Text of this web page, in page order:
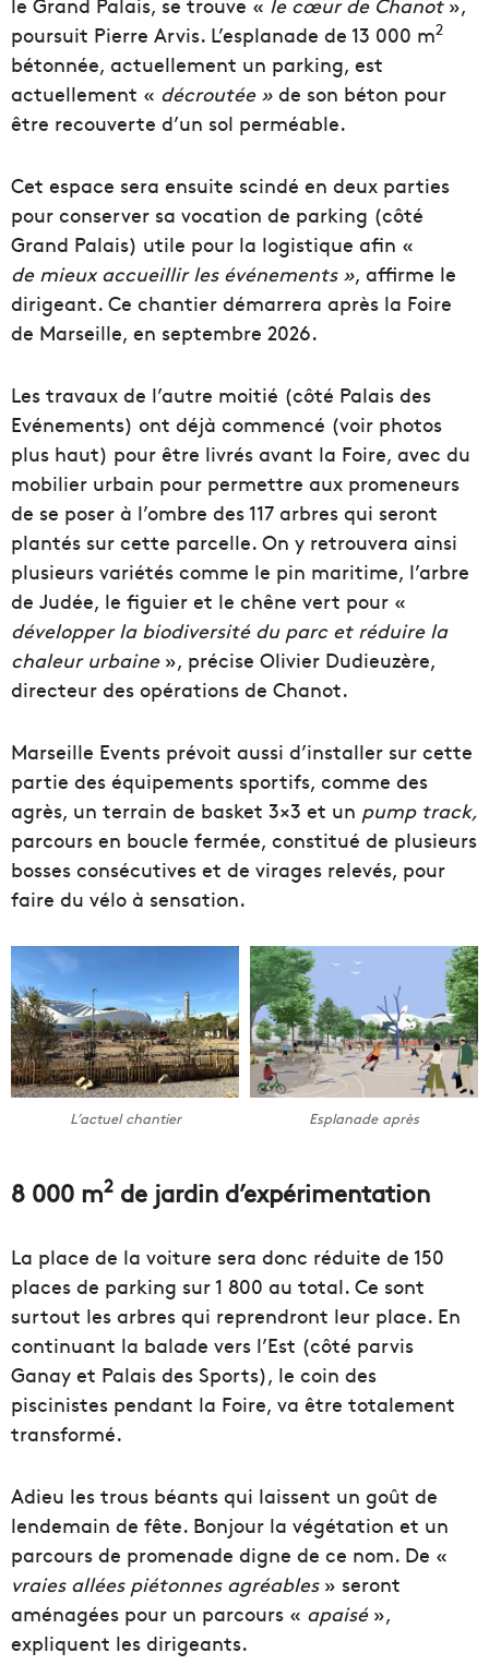
poursuit Pierre Arvis. L’esplanade de 13 000 m2
bétonnée, actuellement un parking, est
actuellement « décroutée » de son béton pour
être recouverte d’un sol perméable.
Cet espace sera ensuite scindé en deux parties
pour conserver sa vocation de parking (côté
Grand Palais) utile pour la logistique afin «
de mieux accueillir les événements », affirme le
dirigeant. Ce chantier démarrera après la Foire
de Marseille, en septembre 2026.
Les travaux de l’autre moitié (côté Palais des
Evénements) ont déjà commencé (voir photos
plus haut) pour être livrés avant la Foire, avec du
mobilier urbain pour permettre aux promeneurs
de se poser à l’ombre des 117 arbres qui seront
plantés sur cette parcelle. On y retrouvera ainsi
plusieurs variétés comme le pin maritime, l’arbre
de Judée, le figuier et le chêne vert pour «
développer la biodiversité du parc et réduire la
chaleur urbaine», précise Olivier Dudieuzère,
directeur des opérations de Chanot.
Marseille Events prévoit aussi d’installer sur cette
partie des équipements sportifs, comme des
agrès, un terrain de basket 3×3 et un pump track,
parcours en boucle fermée, constitué de plusieurs
bosses consécutives et de virages relevés, pour
faire du vélo à sensation.
L’actuel chantier Esplanade après
8 000 m2 de jardin d’expérimentation
La place de la voiture sera donc réduite de 150
places de parking sur 1 800 au total. Ce sont
surtout les arbres qui reprendront leur place. En
continuant la balade vers l’Est (côté parvis
Ganay et Palais des Sports), le coin des
piscinistes pendant la Foire, va être totalement
transformé.
Adieu les trous béants qui laissent un goût de
lendemain de fête. Bonjour la végétation et un
parcours de promenade digne de ce nom. De «
vraies allées piétonnes agréables» seront
aménagées pour un parcours « apaisé»,
expliquent les dirigeants.